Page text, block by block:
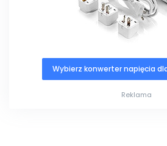
Wybierz konwerter napięcia
Reklama